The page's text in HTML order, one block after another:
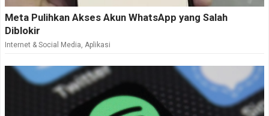
Meta Pulihkan Akses Akun WhatsApp yang Salah
Diblokir
Internet & Social Media, Aplikasi